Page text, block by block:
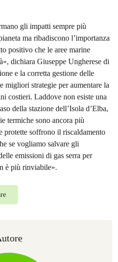
gli impatti sempre più
ma ribadiscono l’importanza
positivo che le aree marine
dichiara Giuseppe Ungherese di
e la corretta gestione delle
migliori strategie per aumentare la
costieri. Laddove non esiste una
della stazione dell’Isola d’Elba,
termiche sono ancora più
protette soffrono il riscaldamento
se vogliamo salvare gli
emissioni di gas serra per
è più rinviabile».